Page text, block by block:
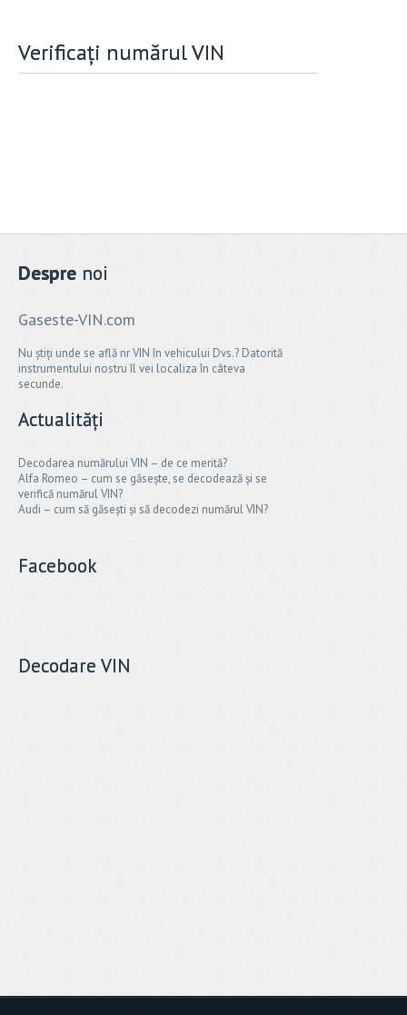
Verificați numărul VIN
Despre noi
Gaseste-VIN.com
Nu știți unde se află nr VIN în vehicului Dvs.? Datorită
instrumentului nostru îl vei localiza în câteva
secunde.
Actualități
Decodarea numărului VIN – de ce merită?
Alfa Romeo – cum se găsește, se decodează și se
verifică numărul VIN?
Audi – cum să găsești și să decodezi numărul VIN?
Facebook
Decodare VIN